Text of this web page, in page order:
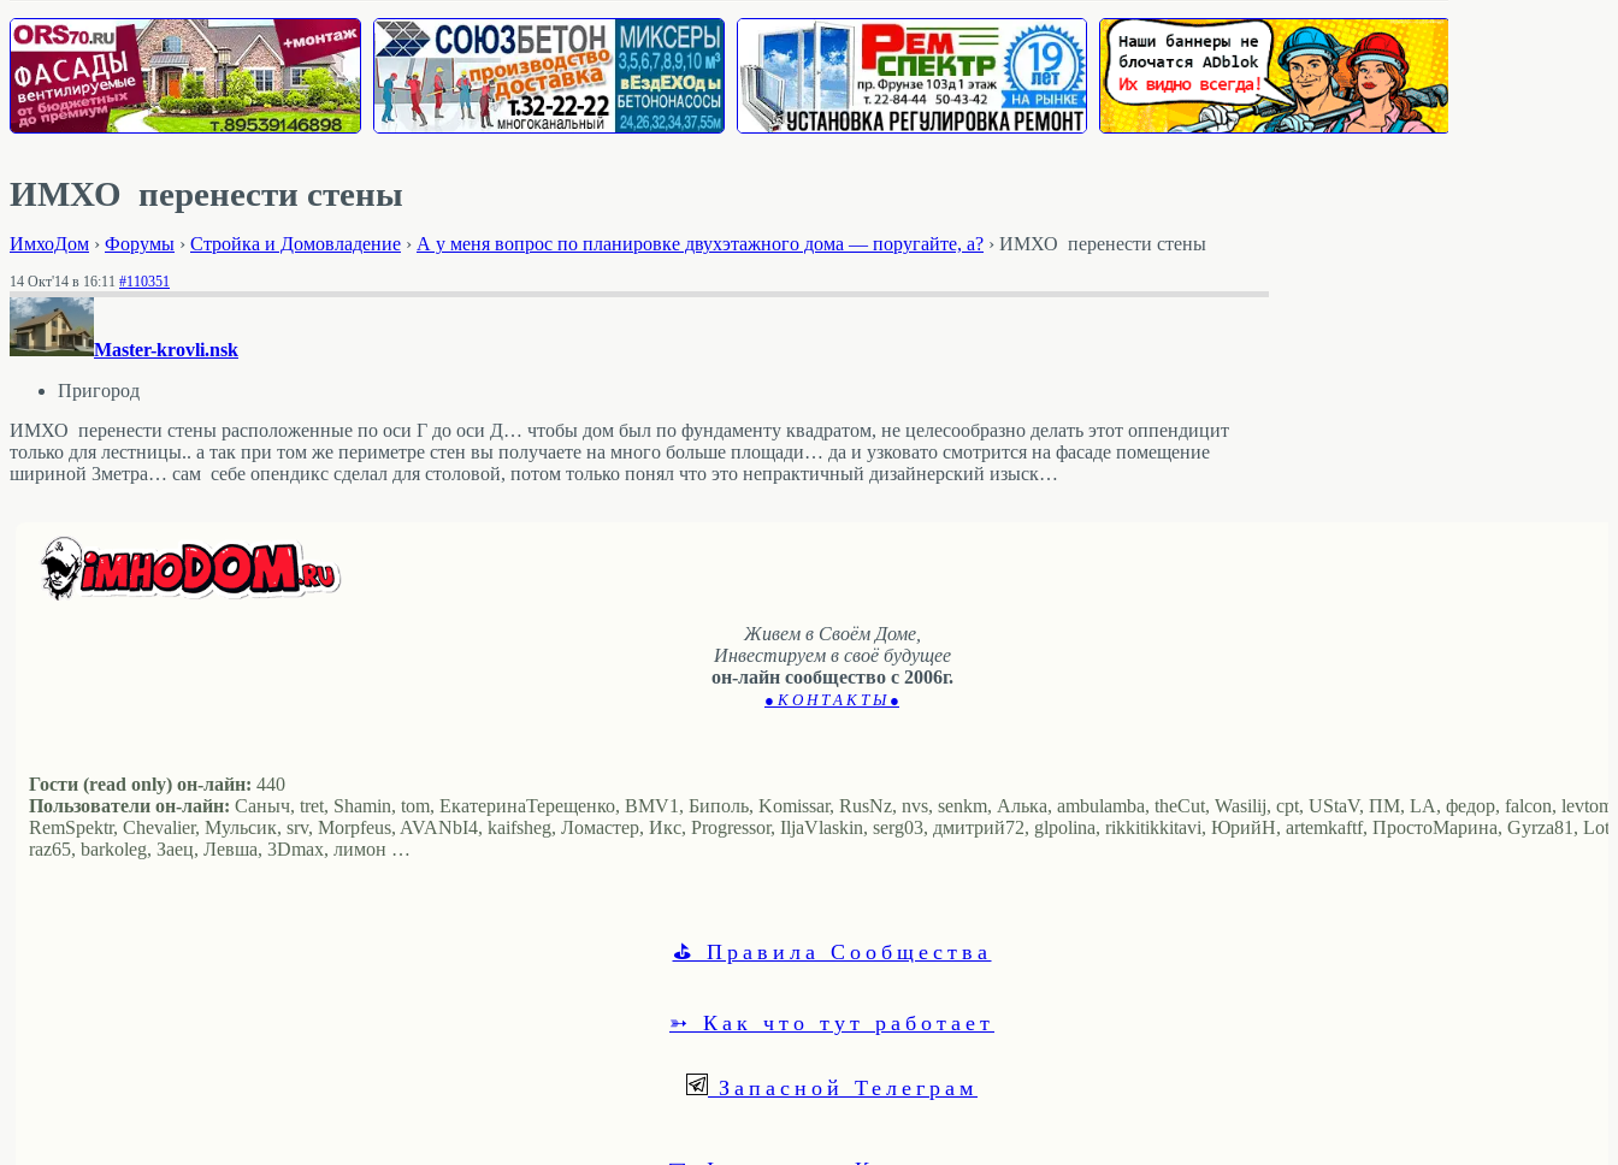
ИМХО перенести стены
ИмхоДом › Форумы › Стройка и Домовладение › А у меня вопрос по планировке двухэтажного дома — поругайте, а? › ИМХО перенести стены
14 Окт'14 в 16:11 #110351
Master-krovli.nsk
Пригород
ИМХО перенести стены расположенные по оси Г до оси Д… чтобы дом был по фундаменту квадратом, не целесообразно делать этот оппендицит
только для лестницы.. а так при том же периметре стен вы получаете на много больше площади… да и узковато смотрится на фасаде помещение
шириной 3метра… сам себе опендикс сделал для столовой, потом только понял что это непрактичный дизайнерский изыск…
Живем в Своём Доме,
Инвестируем в своё будущее
он-лайн сообщество с 2006г.
● К О Н Т А К Т Ы ●
Гости (read only) он-лайн: 440
Пользователи он-лайн: Саныч, tret, Shamin, tom, ЕкатеринаТерещенко, BMV1, Биполь, Komissar, RusNz, nvs, senkm, Алька, ambulamba, theCut, Wasilij, cpt, UStaV, ПМ, LA, федор, falcon,
RemSpektr, Chevalier, Мульсик, srv, Morpfeus, AVANbI4, kaifsheg, Ломастер, Икс, Progressor, IljaVlaskin, serg03, дмитрий72, glpolina, rikkitikkitavi, ЮрийН, artemkaftf, ПростоМарина, Gyrza81,
raz65, barkoleg, Заец, Левша, 3Dmax, лимон …
⛳ Правила Сообщества
➳ Как что тут работает
Запасной Телеграм